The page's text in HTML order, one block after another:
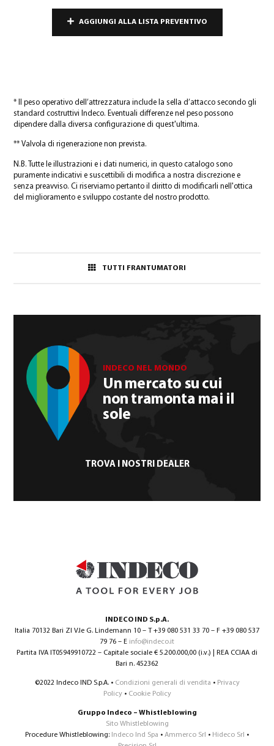
AGGIUNGI ALLA LISTA PREVENTIVO
* Il peso operativo dell’attrezzatura include la sella d’attacco secondo gli
standard costruttivi Indeco. Eventuali differenze nel peso possono
dipendere dalla diversa configurazione di quest'ultima.
** Valvola di rigenerazione non prevista.
N.B. Tutte le illustrazioni e i dati numerici, in questo catalogo sono
puramente indicativi e suscettibili di modifica a nostra discrezione e
senza preavviso. Ci riserviamo pertanto il diritto di modificarli nell'ottica
del miglioramento e sviluppo costante del nostro prodotto.
TUTTI FRANTUMATORI
INDECO NEL MONDO
Un mercato su cui
non tramonta mai il
sole
TROVA I NOSTRI DEALER
INDECO IND S.p.A.
Italia 70132 Bari ZI V.le G. Lindemann 10 – T +39 080 531 33 70 – F +39 080 537
79 76 – E info@indeco.it
Partita IVA IT05949910722 – Capitale sociale € 5.200.000,00 (i.v.) | REA CCIAA di
Bari n. 452362
©2022 Indeco IND S.p.A. • Condizioni generali di vendita • Privacy
Policy• Cookie Policy
Gruppo Indeco – Whistleblowing
Sito Whistleblowing
Procedure Whistleblowing: Indeco Ind Spa • Ammerco Srl • Hideco Srl •